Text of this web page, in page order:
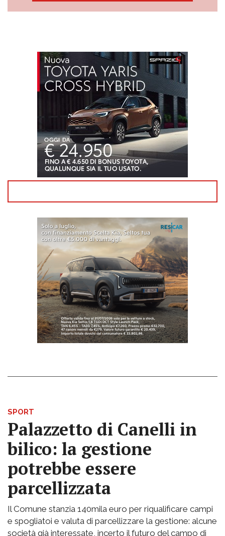
SPORT
Palazzetto di Canelli in
bilico: la gestione
potrebbe essere
parcellizzata
Il Comune stanzia 140mila euro per riqualificare campi
e spogliatoi e valuta di parcellizzare la gestione: alcune
società già interessate, incerto il futuro del campo di